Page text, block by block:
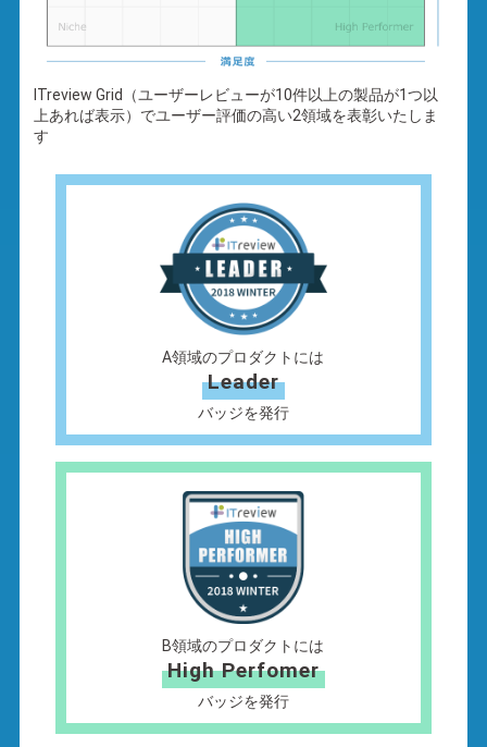
ITreview Grid（ユーザーレビューが10件以上の製品が1つ以
上あれば表示）でユーザー評価の高い2領域を表彰いたしま
す
A領域のプロダクトには
Leader
バッジを発行
B領域のプロダクトには
High Perfomer
バッジを発行